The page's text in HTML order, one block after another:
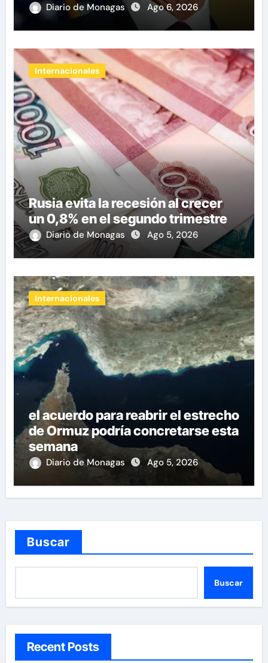
Diario de Monagas Ago 6, 2026
Internacionales
Rusia evita la recesión al crecer
un 0,8% en el segundo trimestre
Diario de Monagas Ago 5, 2026
Internacionales
el acuerdo para reabrir el estrecho
de Ormuz podría concretarse esta
semana
Diario de Monagas Ago 5, 2026
Buscar
Buscar
Recent Posts